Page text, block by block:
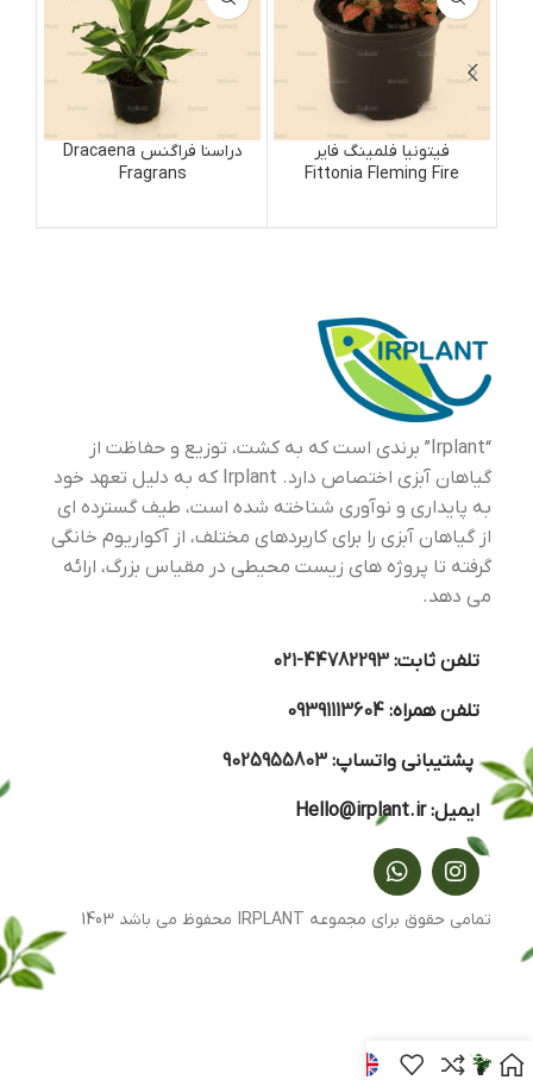
فیتونیا فلمینگ فایر
Fittonia Fleming Fire
دراسنا فراگنس Dracaena
Fragrans
“Irplant” برندی است که به کشت، توزیع و حفاظت از
گیاهان آبزی اختصاص دارد. Irplant که به دلیل تعهد خود
به پایداری و نوآوری شناخته شده است، طیف گسترده ای
از گیاهان آبزی را برای کاربردهای مختلف، از آکواریوم خانگی
گرفته تا پروژه های زیست محیطی در مقیاس بزرگ، ارائه
می دهد.
تلفن ثابت:44782293-۰۲۱
تلفن همراه:09391113604
پشتیبانی واتساپ:9025955803
ایمیل:Hello@irplant.ir
تمامی حقوق برای مجموعه IRPLANT محفوظ می باشد 1403